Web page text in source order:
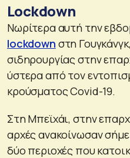
Lockdown
Νωρίτερα αυτή την
lockdown στη
σιδηρουργίας στην
ύστερα από τον
κρούσματος Covid-19.
Στη Μπεϊχάι, στην
αρχές ανακοίνωσαν
δύο περιοχές που